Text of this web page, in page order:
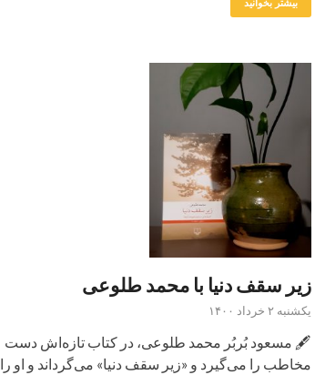
زیر سقف دنیا با محمد طلوعی
یکشنبه ۲ خرداد ۱۴۰۰
🖋 مسعود بُربُر محمد طلوعی، در کتاب تازه‌اش دست
مخاطب را می‌گیرد و «زیر سقف دنیا» می‌گرداند و او را